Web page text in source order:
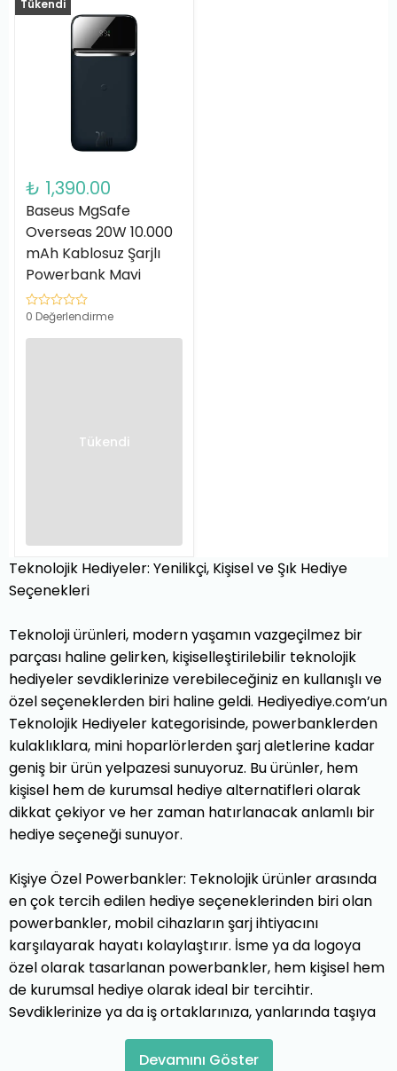
Tükendi
₺ 1,390.00
Baseus MgSafe
Overseas 20W 10.000
mAh Kablosuz Şarjlı
Powerbank Mavi
0 Değerlendirme
Tükendi
Teknolojik Hediyeler: Yenilikçi, Kişisel ve Şık Hediye
Seçenekleri
Teknoloji ürünleri, modern yaşamın vazgeçilmez bir
parçası haline gelirken, kişiselleştirilebilir teknolojik
hediyeler sevdiklerinize verebileceğiniz en kullanışlı ve
özel seçeneklerden biri haline geldi. Hediyediye.com’un
Teknolojik Hediyeler kategorisinde, powerbanklerden
kulaklıklara, mini hoparlörlerden şarj aletlerine kadar
geniş bir ürün yelpazesi sunuyoruz. Bu ürünler, hem
kişisel hem de kurumsal hediye alternatifleri olarak
dikkat çekiyor ve her zaman hatırlanacak anlamlı bir
hediye seçeneği sunuyor.
Kişiye Özel Powerbankler: Teknolojik ürünler arasında
en çok tercih edilen hediye seçeneklerinden biri olan
powerbankler, mobil cihazların şarj ihtiyacını
karşılayarak hayatı kolaylaştırır. İsme ya da logoya
özel olarak tasarlanan powerbankler, hem kişisel hem
de kurumsal hediye olarak ideal bir tercihtir.
Sevdiklerinize ya da iş ortaklarınıza, yanlarında taşıya
Devamını Göster